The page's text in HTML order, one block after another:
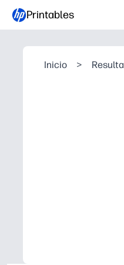
Printables
Inicio >